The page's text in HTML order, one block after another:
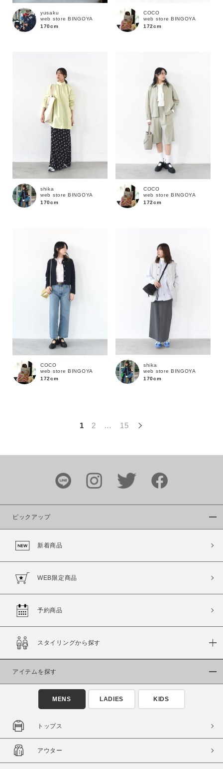
この条件で絞り込む
yusaku
web store BINGOYA
170cm
COCO
web store BINGOYA
172cm
shika
web store BINGOYA
170cm
COCO
web store BINGOYA
172cm
COCO
web store BINGOYA
172cm
shika
web store BINGOYA
170cm
1 2 … 15
ピックアップ
新着商品
WEB限定商品
予約商品
スタイリングから探す
アイテムを探す
MENS LADIES KIDS
トップス
アウター